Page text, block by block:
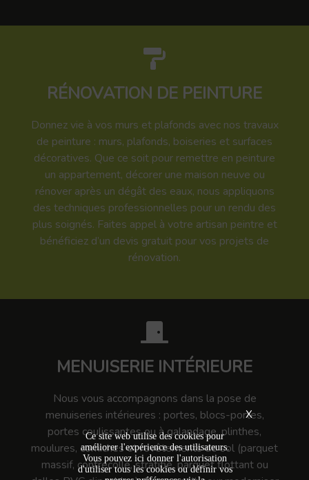
RÉNOVATION DE PEINTURE
Donnez vie à vos murs et plafonds avec nos travaux
de peinture : murs, plafonds, boiseries et surfaces
décoratives. Que ce soit pour remettre en peinture
un appartement, décorer une maison neuve ou
rénover après un dégât des eaux, nous appliquons
des techniques professionnelles pour un rendu des
plus soignés. Faites appel à votre artisan peintre et
bénéficiez d’un devis gratuit pour vos projets de
rénovation.
MENUISERIE INTÉRIEURE
Nous vous accompagnons dans la pose de
menuiseries intérieures : portes, blocs-portes,
portes coulissantes ou à galandage, plinthes,
moulures, corniches et revêtements de sol (parquet
massif, contrecollé, stratifié, parquet flottant ou
X
Ce site web utilise des cookies pour
améliorer l'expérience des utilisateurs.
Vous pouvez ici donner l'autorisation
d'utiliser tous les cookies ou définir vos